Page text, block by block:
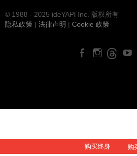
购买终身 购
© 1988 - 2025 ideYAPI Inc. 版权所有
隐私政策 | 法律声明 | Cookie 政策